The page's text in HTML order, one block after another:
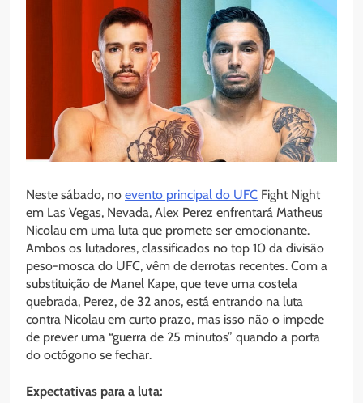
Neste sábado, no evento principal do UFC Fight Night
em Las Vegas, Nevada, Alex Perez enfrentará Matheus
Nicolau em uma luta que promete ser emocionante.
Ambos os lutadores, classificados no top 10 da divisão
peso-mosca do UFC, vêm de derrotas recentes. Com a
substituição de Manel Kape, que teve uma costela
quebrada, Perez, de 32 anos, está entrando na luta
contra Nicolau em curto prazo, mas isso não o impede
de prever uma “guerra de 25 minutos” quando a porta
do octógono se fechar.
Expectativas para a luta: